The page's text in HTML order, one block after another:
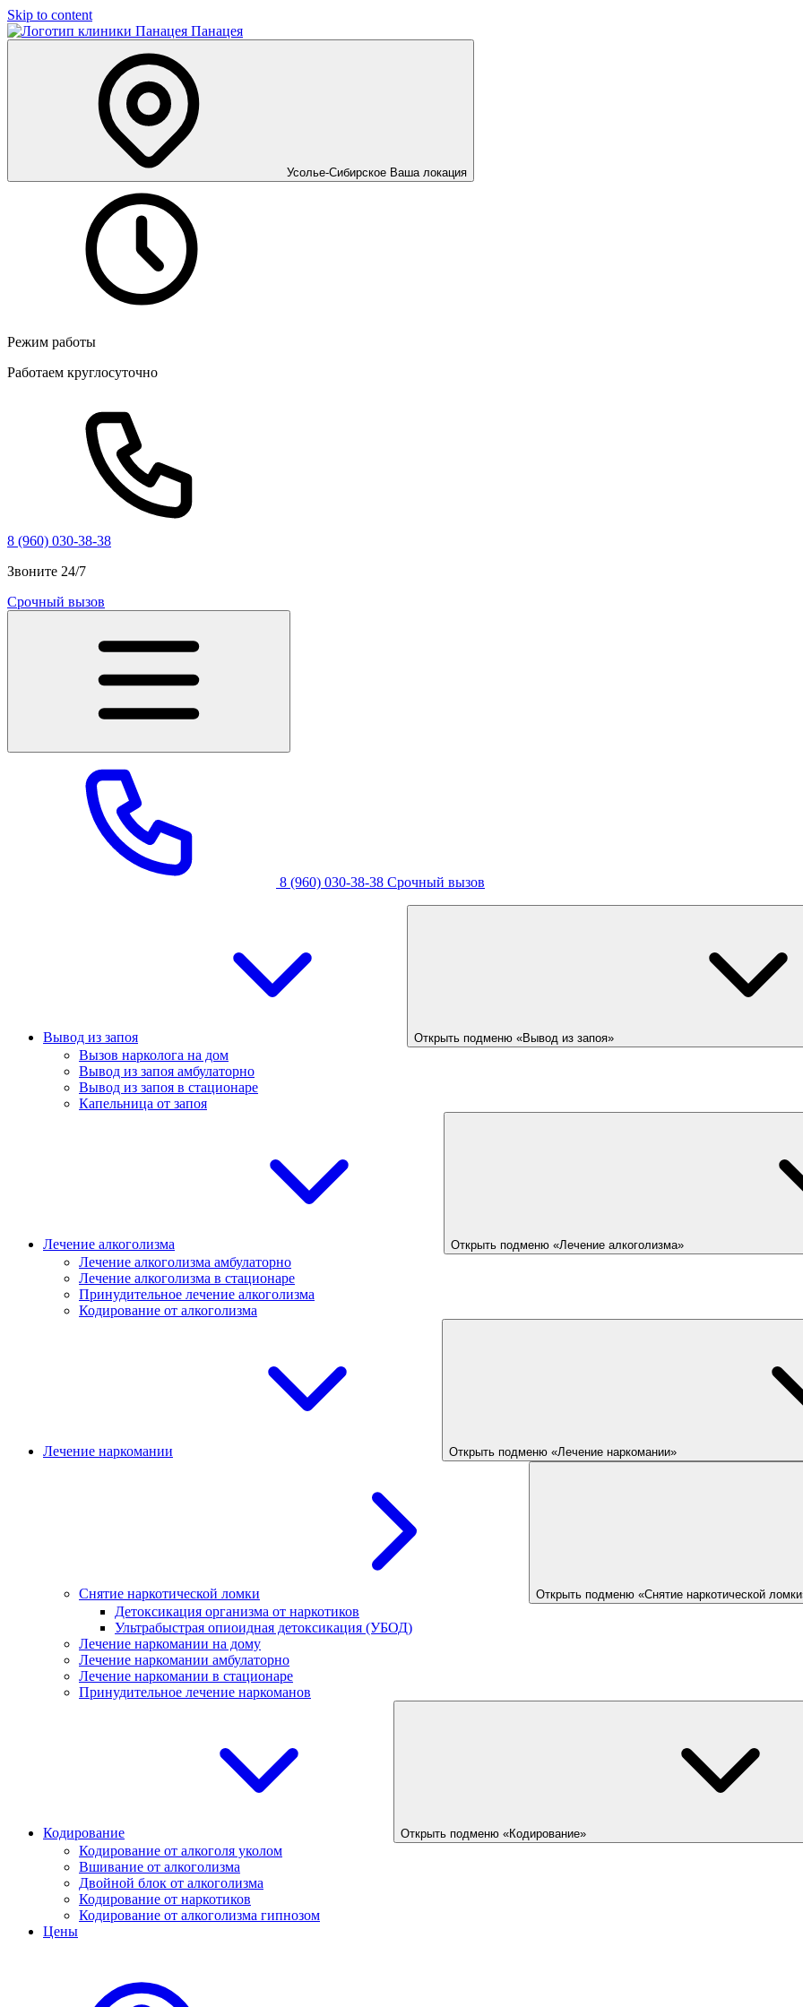
Skip to content
Панацея
Усолье-Сибирское Ваша локация
Режим работы
Работаем круглосуточно
8 (960) 030-38-38
Звоните 24/7
Срочный вызов
8 (960) 030-38-38 Срочный вызов
Вывод из запоя Открыть подменю «Вывод из запоя»
Вызов нарколога на дом
Вывод из запоя амбулаторно
Вывод из запоя в стационаре
Капельница от запоя
Лечение алкоголизма Открыть подменю «Лечение алкоголизма»
Лечение алкоголизма амбулаторно
Лечение алкоголизма в стационаре
Принудительное лечение алкоголизма
Кодирование от алкоголизма
Лечение наркомании Открыть подменю «Лечение наркомании»
Снятие наркотической ломки Открыть подменю «Снятие наркотической
Детоксикация организма от наркотиков
Ультрабыстрая опиоидная детоксикация (УБОД)
Лечение наркомании на дому
Лечение наркомании амбулаторно
Лечение наркомании в стационаре
Принудительное лечение наркоманов
Кодирование Открыть подменю «Кодирование»
Кодирование от алкоголя уколом
Вшивание от алкоголизма
Двойной блок от алкоголизма
Кодирование от наркотиков
Кодирование от алкоголизма гипнозом
Цены